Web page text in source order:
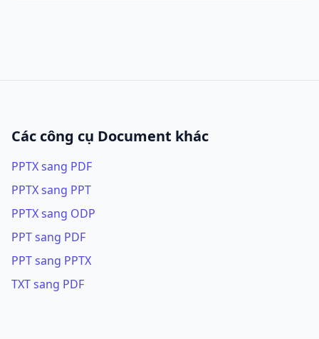
Các công cụ Document khác
PPTX sang PDF
PPTX sang PPT
PPTX sang ODP
PPT sang PDF
PPT sang PPTX
TXT sang PDF